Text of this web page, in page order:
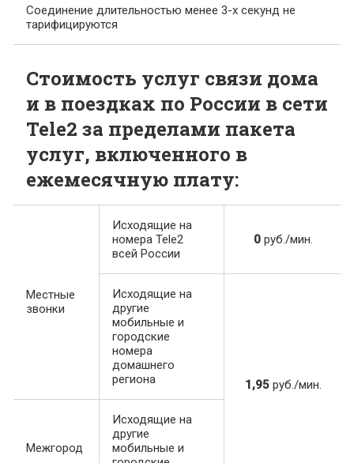
Соединение длительностью менее 3-х секунд не
тарифицируются
Стоимость услуг связи дома
и в поездках по России в сети
Tele2 за пределами пакета
услуг, включенного в
ежемесячную плату:
Местные
звонки
Исходящие на
номера Tele2
всей России
0руб./мин.
Исходящие на
другие
мобильные и
городские
номера
домашнего
региона
1,95руб./мин.
Межгород
Исходящие на
другие
мобильные и